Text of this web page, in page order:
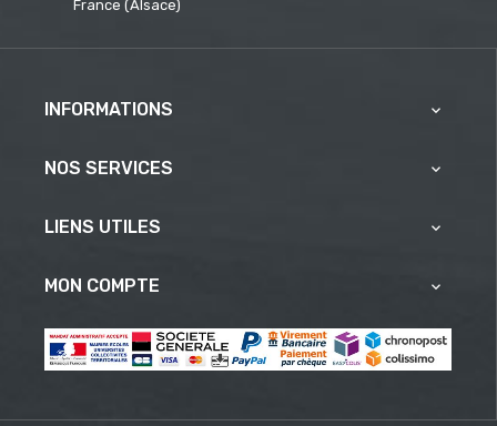
France (Alsace)
INFORMATIONS 
NOS SERVICES 
LIENS UTILES 
MON COMPTE 